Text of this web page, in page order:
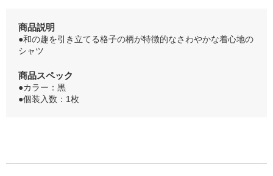
商品説明
●和の趣を引き立てる格子の柄が特徴的なさわやかな着心地の
シャツ
商品スペック
●カラー：黒
●個装入数：1枚